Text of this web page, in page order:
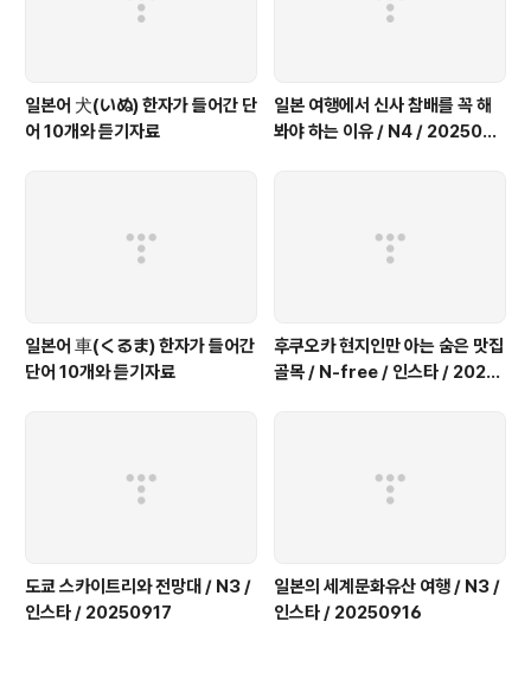
일본어 犬(いぬ) 한자가 들어간 단
어 10개와 듣기자료
일본 여행에서 신사 참배를 꼭 해
봐야 하는 이유 / N4 / 2025091
일본어 車(くるま) 한자가 들어간
단어 10개와 듣기자료
후쿠오카 현지인만 아는 숨은 맛집
골목 / N-free / 인스타 / 2025
도쿄 스카이트리와 전망대 / N3 /
인스타 / 20250917
일본의 세계문화유산 여행 / N3 /
인스타 / 20250916